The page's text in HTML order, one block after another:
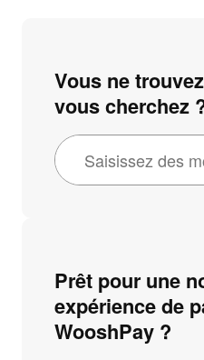
Vous ne
vous cherchez
R
e
r
c
h
Prêt pour une
expérience de
WooshPay ?